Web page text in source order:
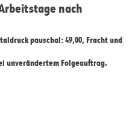
nach
pauschal: 49,00, Fracht und
unverändertem Folgeauftrag.